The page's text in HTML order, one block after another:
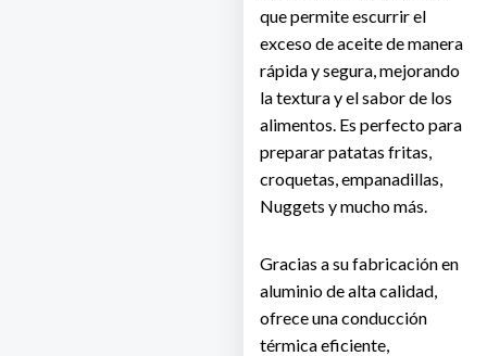
que permite escurrir el
exceso de aceite de manera
rápida y segura, mejorando
la textura y el sabor de los
alimentos. Es perfecto para
preparar patatas fritas,
croquetas, empanadillas,
Nuggets y mucho más.
Gracias a su fabricación en
aluminio de alta calidad,
ofrece una conducción
térmica eficiente,